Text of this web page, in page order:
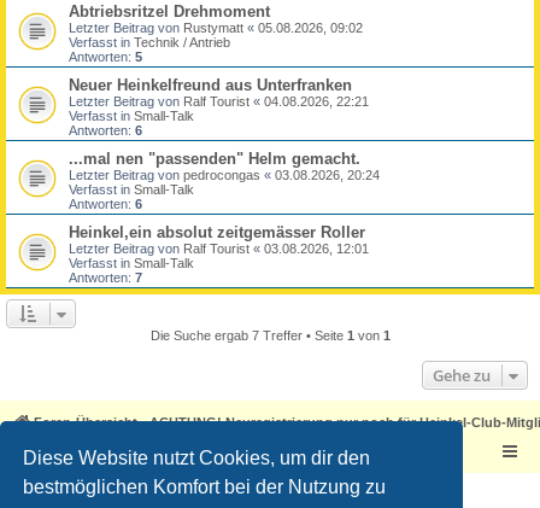
Diese Website nutzt Cookies, um dir den
bestmöglichen Komfort bei der Nutzung zu
Abtriebsritzel Drehmoment
Letzter Beitrag von Rustymatt « 05.08.2026, 09:02
Verfasst in Technik / Antrieb
Antworten: 5
Neuer Heinkelfreund aus Unterfranken
Letzter Beitrag von Ralf Tourist « 04.08.2026, 22:21
Verfasst in Small-Talk
Antworten: 6
...mal nen "passenden" Helm gemacht.
Letzter Beitrag von pedrocongas « 03.08.2026, 20:24
Verfasst in Small-Talk
Antworten: 6
Heinkel,ein absolut zeitgemässer Roller
Letzter Beitrag von Ralf Tourist « 03.08.2026, 12:01
Verfasst in Small-Talk
Antworten: 7
Die Suche ergab 7 Treffer • Seite 1 von 1
Gehe zu
Foren-Übersicht - ACHTUNG! Neuregistrierung nur noch für Heinkel-Club-
Powered byphpBB ® Forum Software © phpBB Limited